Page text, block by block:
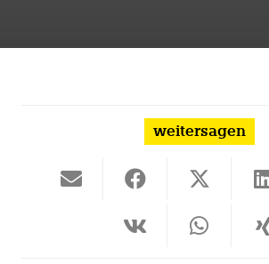
weitersagen